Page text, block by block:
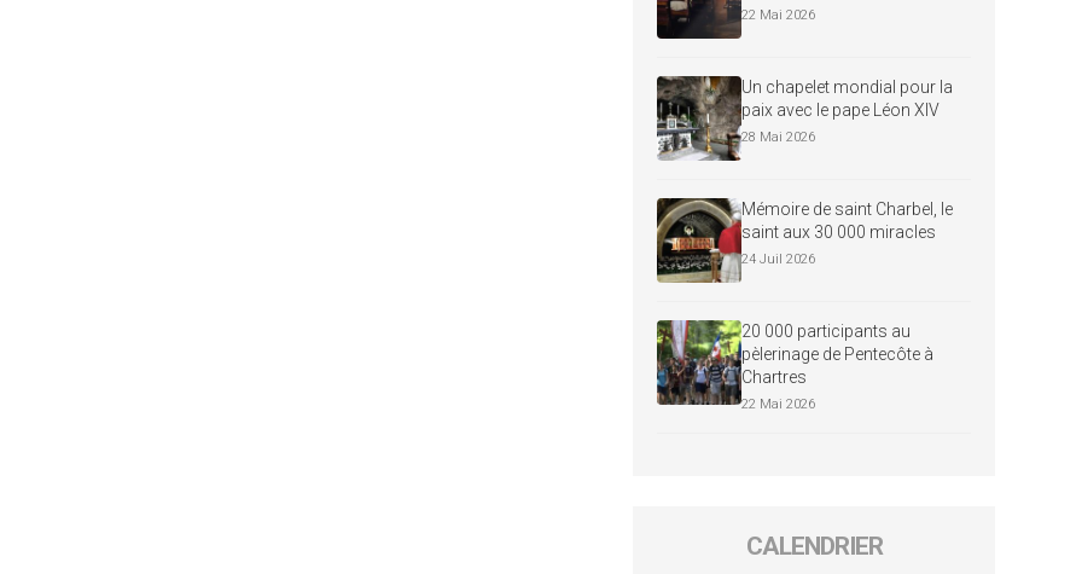
22 Mai 2026
Un chapelet mondial pour la
paix avec le pape Léon XIV
28 Mai 2026
Mémoire de saint Charbel, le
saint aux 30 000 miracles
24 Juil 2026
20 000 participants au
pèlerinage de Pentecôte à
Chartres
22 Mai 2026
CALENDRIER